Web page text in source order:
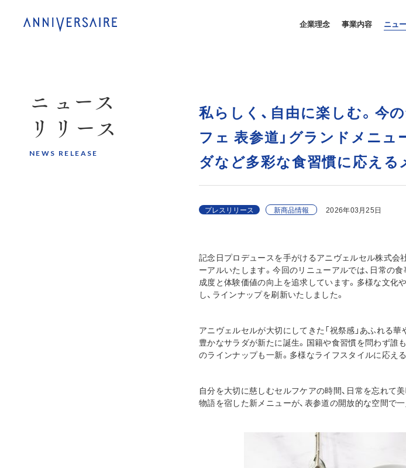
企業理念 事業内容 ニュ
ニュース
リリース
NEWS RELEASE
私らしく、自由に楽しむ。今
フェ 表参道」グランドメニ
ダなど多彩な食習慣に応える
プレスリリース 新商品情報 2026年03月25日
記念日プロデュースを手がけるアニヴェルセル株式会
ーアルいたします。今回のリニューアルでは、日常の
成度と体験価値の向上を追求しています。多様な文化
し、ラインナップを刷新いたしました。
アニヴェルセルが大切にしてきた「祝祭感」あふれる
豊かなサラダが新たに誕生。国籍や食習慣を問わず誰
のラインナップも一新。多様なライフスタイルに応え
自分を大切に慈しむセルフケアの時間、日常を忘れて
物語を宿した新メニューが、表参道の開放的な空間で